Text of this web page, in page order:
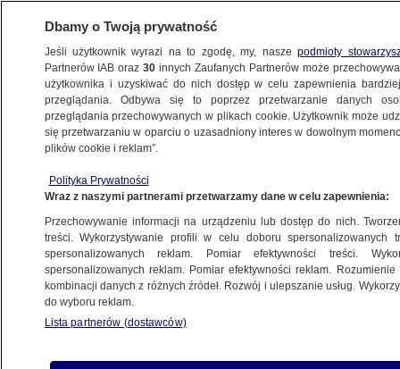
METEO
NAJNOWSZE
18.07.2011, 20:39
Udostępnij
Dbamy o Twoją prywatność
Jeśli użytkownik wyrazi na to zgodę, my, naszepodmioty
Partnerów IAB oraz30 innych Zaufanych Partnerów może
użytkownika i uzyskiwać do nich dostęp w celu zapewnienia
przeglądania. Odbywa się to poprzez przetwarzanie danych
przeglądania przechowywanych w plikach cookie. Użytkownik może
się przetwarzaniu w oparciu o uzasadniony interes w dowolnym
plików cookie i reklam”.
Polityka Prywatności
Wraz z naszymi partnerami przetwarzamy dane w celu zapewnienia:
Przechowywanie informacji na urządzeniu lub dostęp do nich.
treści. Wykorzystywanie profili w celu doboru spersonalizowanych
spersonalizowanych reklam. Pomiar efektywności treści.
spersonalizowanych reklam. Pomiar efektywności reklam.
kombinacji danych z różnych źródeł. Rozwój i ulepszanie usług.
do wyboru reklam.
Lista partnerów (dostawców)